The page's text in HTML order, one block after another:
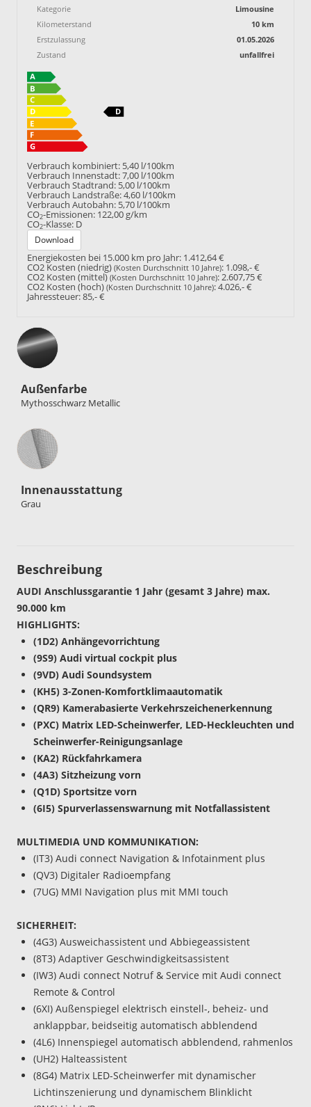
Kategorie
Limousine
Kilometerstand
10 km
Erstzulassung
01.05.2026
Zustand
unfallfrei
Verbrauch kombiniert: 5,40 l/100km
Verbrauch Innenstadt:7,00 l/100km
Verbrauch Stadtrand: 5,00 l/100km
Verbrauch Landstraße:4,60 l/100km
Verbrauch Autobahn: 5,70 l/100km
CO2-Emissionen: 122,00 g/km
CO2-Klasse: D
Download
Energiekosten bei 15.000 km pro Jahr: 1.412,64 €
CO2 Kosten (niedrig) (Kosten Durchschnitt 10 Jahre): 1.098,- €
CO2 Kosten (mittel) (Kosten Durchschnitt 10 Jahre):2.607,75 €
CO2 Kosten (hoch) (Kosten Durchschnitt 10 Jahre):4.026,- €
Jahressteuer:85,- €
Außenfarbe
Mythosschwarz Metallic
Innenausstattung
Innenausstattung
Grau
Beschreibung
AUDI Anschlussgarantie 1 Jahr (gesamt 3 Jahre) max.
90.000 km
HIGHLIGHTS:
(1D2) Anhängevorrichtung
(9S9) Audi virtual cockpit plus
(9VD) Audi Soundsystem
(KH5) 3-Zonen-Komfortklimaautomatik
(QR9) Kamerabasierte Verkehrszeichenerkennung
(PXC) Matrix LED-Scheinwerfer, LED-Heckleuchten und
Scheinwerfer-Reinigungsanlage
(KA2) Rückfahrkamera
(4A3) Sitzheizung vorn
(Q1D) Sportsitze vorn
(6I5) Spurverlassenswarnung mit Notfallassistent
MULTIMEDIA UND KOMMUNIKATION:
(IT3) Audi connect Navigation & Infotainment plus
(QV3) Digitaler Radioempfang
(7UG) MMI Navigation plus mit MMI touch
SICHERHEIT:
(4G3) Ausweichassistent und Abbiegeassistent
(8T3) Adaptiver Geschwindigkeitsassistent
(IW3) Audi connect Notruf & Service mit Audi connect
Remote & Control
(6XI) Außenspiegel elektrisch einstell-, beheiz- und
anklappbar, beidseitig automatisch abblendend
(4L6) Innenspiegel automatisch abblendend, rahmenlos
(UH2) Halteassistent
(8G4) Matrix LED-Scheinwerfer mit dynamischer
Lichtinszenierung und dynamischem Blinklicht